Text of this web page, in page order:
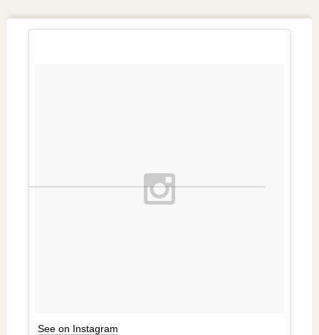
See on Instagram